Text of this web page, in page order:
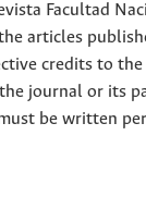
Facultad
articles
credits to
journal or its
be written